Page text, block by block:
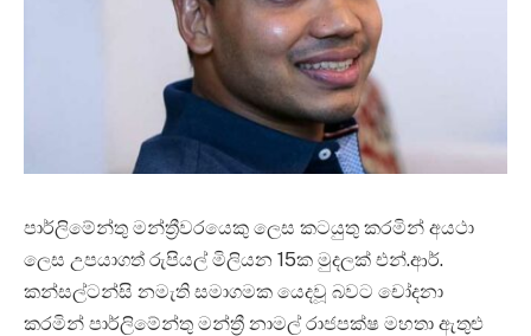
පාර්ලිමේන්තු මන්ත්‍රීවරයෙකු ලෙස කටයුතු කරමින් අයථා
ලෙස උපයාගත් රුපියල් මිලියන 15ක මුදලක් එන්.ආර්.
කන්සල්ටන්සි නමැති සමාගමක යෙදවූ බවට චෝදනා
කරමින් පාර්ලිමේන්තු මන්ත්‍රී නාමල් රාජපක්ෂ මහතා ඇතුළු